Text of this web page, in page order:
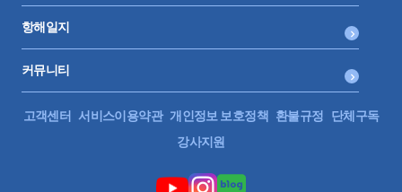
항해일지
커뮤니티
고객센터 서비스이용약관 개인정보 보호정책 환불규정
단체구독
강사지원